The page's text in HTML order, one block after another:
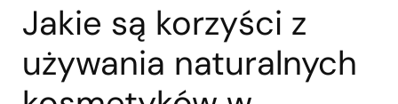
Jakie są korzyści z
używania naturalnych